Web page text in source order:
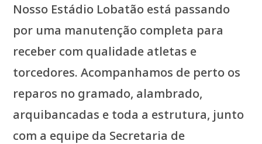
Nosso Estádio Lobatão está passando
por uma manutenção completa para
receber com qualidade atletas e
torcedores. Acompanhamos de perto os
reparos no gramado, alambrado,
arquibancadas e toda a estrutura, junto
com a equipe da Secretaria de